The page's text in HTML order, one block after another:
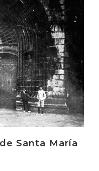
Santa María